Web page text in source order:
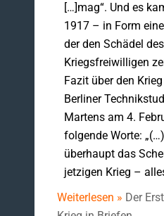
[…]mag“. Und es
1917 – in Form
der den Schädel des
Kriegsfreiwilligen
Fazit über den
Berliner
Martens am 4.
folgende Worte:
überhaupt das
jetzigen Krieg –
Weiterlesen » Der